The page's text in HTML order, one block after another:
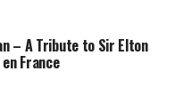
honoré
public
– A Tribute to Sir Elton
France